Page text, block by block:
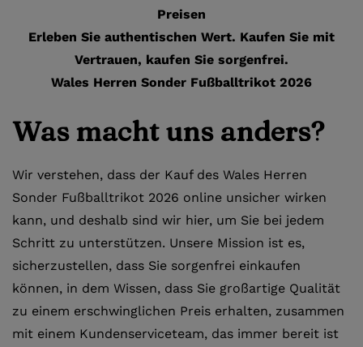
Preisen
Erleben Sie authentischen Wert. Kaufen Sie mit
Vertrauen, kaufen Sie sorgenfrei.
Wales Herren Sonder Fußballtrikot 2026
Was macht uns anders?
Wir verstehen, dass der Kauf des Wales Herren
Sonder Fußballtrikot 2026 online unsicher wirken
kann, und deshalb sind wir hier, um Sie bei jedem
Schritt zu unterstützen. Unsere Mission ist es,
sicherzustellen, dass Sie sorgenfrei einkaufen
können, in dem Wissen, dass Sie großartige Qualität
zu einem erschwinglichen Preis erhalten, zusammen
mit einem Kundenserviceteam, das immer bereit ist